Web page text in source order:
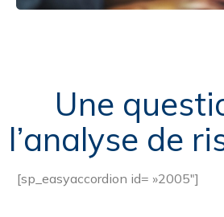
Une
l’analyse de
[sp_easyaccordion id= »2005″]